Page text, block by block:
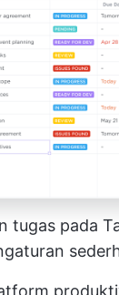
tugas pada